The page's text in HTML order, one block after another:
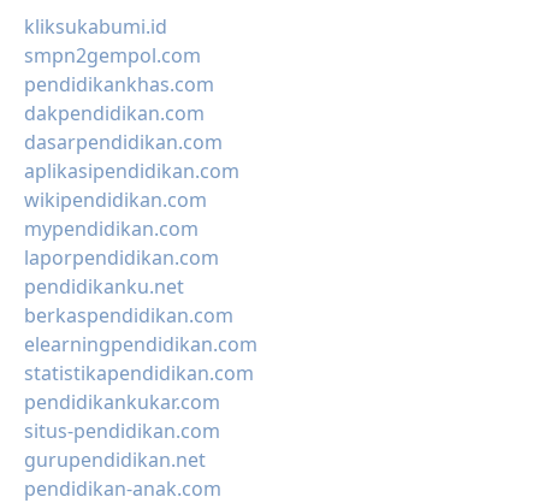
kliksukabumi.id
smpn2gempol.com
pendidikankhas.com
dakpendidikan.com
dasarpendidikan.com
aplikasipendidikan.com
wikipendidikan.com
mypendidikan.com
laporpendidikan.com
pendidikanku.net
berkaspendidikan.com
elearningpendidikan.com
statistikapendidikan.com
pendidikankukar.com
situs-pendidikan.com
gurupendidikan.net
pendidikan-anak.com